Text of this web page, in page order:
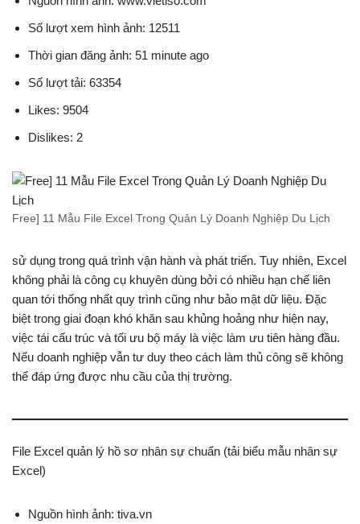
Số lượt xem hình ảnh: 12511
Thời gian đăng ảnh: 51 minute ago
Số lượt tải: 63354
Likes: 9504
Dislikes: 2
Free] 11 Mẫu File Excel Trong Quản Lý Doanh Nghiệp Du Lịch
sử dụng trong quá trình vận hành và phát triển. Tuy nhiên, Excel
không phải là công cụ khuyên dùng bởi có nhiều hạn chế liên
quan tới thống nhất quy trình cũng như bảo mật dữ liệu. Đặc
biệt trong giai đoạn khó khăn sau khủng hoảng như hiện nay,
việc tái cấu trúc và tối ưu bộ máy là việc làm ưu tiên hàng đầu.
Nếu doanh nghiệp vẫn tư duy theo cách làm thủ công sẽ không
thể đáp ứng được nhu cầu của thị trường.
File Excel quản lý hồ sơ nhân sự chuẩn (tải biểu mẫu nhân sự
Excel)
Nguồn hình ảnh: tiva.vn